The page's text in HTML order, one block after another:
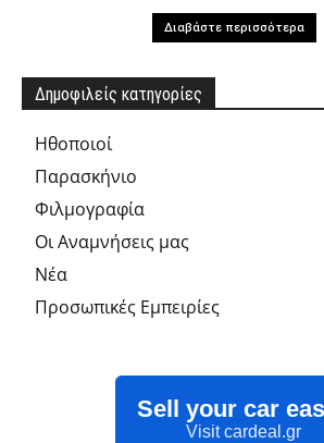
Διαβάστε περισσότερα
Δημοφιλείς κατηγορίες
Hθοποιοί
Παρασκήνιο
Φιλμογραφία
Οι Αναμνήσεις μας
Νέα
Προσωπικές Εμπειρίες
Sell your car
Visit cardeal.gr